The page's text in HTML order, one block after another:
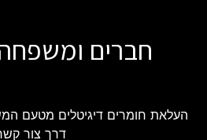
חברים
העלאת חומרים דיגיטלים מטעם
דרך צור